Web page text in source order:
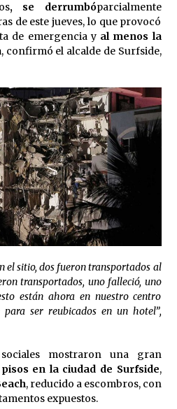
atrás
a funcionario por presunto homicidio
Josué Martínez
atrás
en peajes de CDMX
Castillo será la nueva secretaria de
anuncia Sheinbaum
atrás
descarta reunión entre CNTE y
dimos nuestras propuestas»
de EE.UU.: “vamos por los
que protegen al narco”
atrás
acuerdo con Irán y el fin de
militares entre ambos países
atrás
, se derrumbóparcialmente
de este jueves, lo que provocó
de emergencia y al menos la
, confirmó el alcalde de Surfside,
el sitio, dos fueron transportados al
transportados, uno falleció, uno
están ahora en nuestro centro
ser reubicados en un hotel”,
mostraron una gran
en la ciudad de Surfside,
, reducido a escombros, con
expuestos.